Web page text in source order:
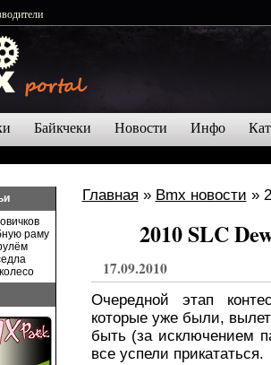
Байкчеки Новости Инфо
Главная » Bmx новости »
2010 SLC
17.09.2010
Очередной этап
которые уже были,
быть (за исключением
все успели прикататься.
раму